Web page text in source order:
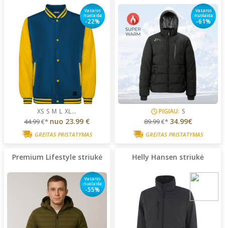
Vasaros
nuolaida
-22%
XS S M L XL...
44.99€* nuo 23.99 €
GREITAS PRISTATYMAS
Vasaros
nuolaida
-61%
PIGIAU: S
89.99€* 34.99€
GREITAS PRISTATYMAS
Premium Lifestyle striukė
Vasaros
nuolaida
-55%
Helly Hansen striukė